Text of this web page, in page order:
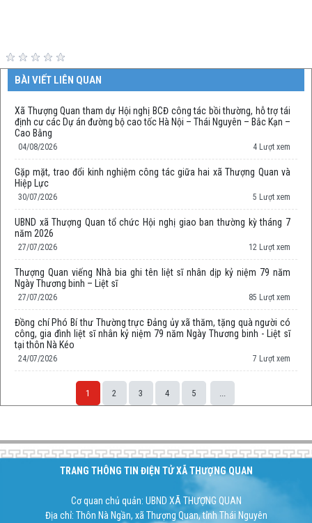
BÀI VIẾT LIÊN QUAN
Xã Thượng Quan tham dự Hội nghị BCĐ công tác bồi thường, hỗ trợ tái
định cư các Dự án đường bộ cao tốc Hà Nội – Thái Nguyên – Bắc Kạn –
Cao Bằng
04/08/2026 4 Lượt xem
Gặp mặt, trao đổi kinh nghiệm công tác giữa hai xã Thượng Quan và
Hiệp Lực
30/07/2026 5 Lượt xem
UBND xã Thượng Quan tổ chức Hội nghị giao ban thường kỳ tháng 7
năm 2026
27/07/2026 12 Lượt xem
Thượng Quan viếng Nhà bia ghi tên liệt sĩ nhân dịp kỷ niệm 79 năm
Ngày Thương binh – Liệt sĩ
27/07/2026 85 Lượt xem
Đồng chí Phó Bí thư Thường trực Đảng ủy xã thăm, tặng quà người có
công, gia đình liệt sĩ nhân kỷ niệm 79 năm Ngày Thương binh - Liệt sĩ
tại thôn Nà Kéo
24/07/2026 7 Lượt xem
1 2 3 4 5 ...
TRANG THÔNG TIN ĐIỆN TỬ XÃ THƯỢNG QUAN
Cơ quan chủ quản: UBND XÃ THƯỢNG QUAN
Địa chỉ: Thôn Nà Ngần, xã Thượng Quan, tỉnh Thái Nguyên